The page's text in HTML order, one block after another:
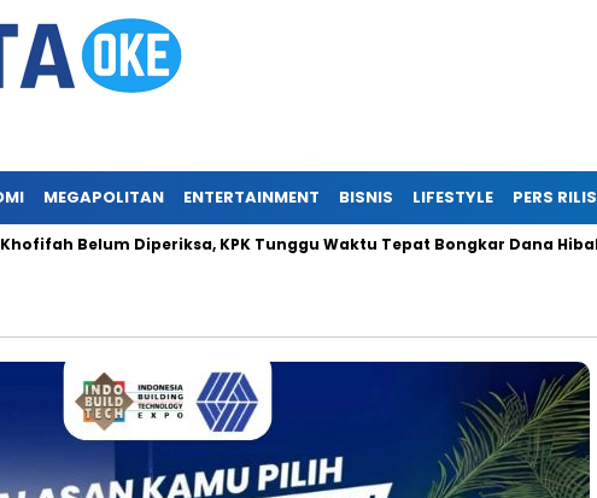
MEGAPOLITAN ENTERTAINMENT BISNIS LIFESTYLE PERS RILIS
Belum Diperiksa, KPK Tunggu Waktu Tepat Bongkar Dana Hibah